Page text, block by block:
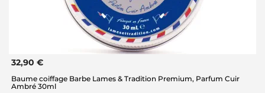
32,90 €
Baume coiffage Barbe Lames & Tradition Premium, Parfum Cuir
Ambré 30ml